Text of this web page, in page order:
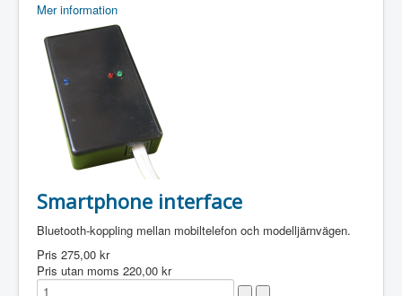
Mer information
Smartphone interface
Bluetooth-koppling mellan mobiltelefon och modelljärnvägen.
Pris 275,00 kr
Pris utan moms 220,00 kr